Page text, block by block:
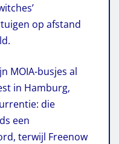
op afstand
MOIA-busjes al
in Hamburg,
die
een
terwijl Freenow